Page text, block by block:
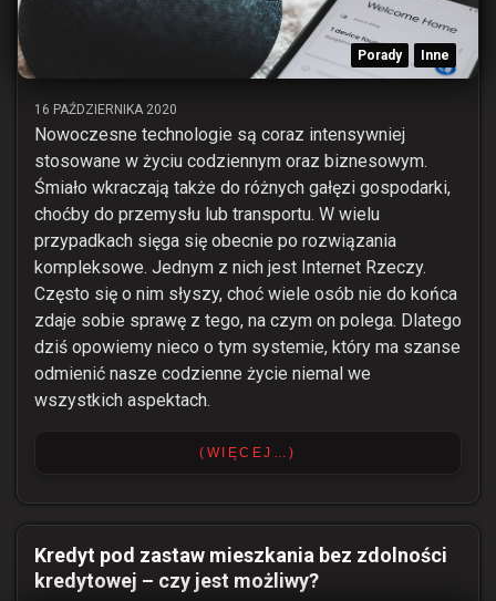
Porady Inne
16 PAŹDZIERNIKA 2020
Nowoczesne technologie są coraz intensywniej
stosowane w życiu codziennym oraz biznesowym.
Śmiało wkraczają także do różnych gałęzi gospodarki,
choćby do przemysłu lub transportu. W wielu
przypadkach sięga się obecnie po rozwiązania
kompleksowe. Jednym z nich jest Internet Rzeczy.
Często się o nim słyszy, choć wiele osób nie do końca
zdaje sobie sprawę z tego, na czym on polega. Dlatego
dziś opowiemy nieco o tym systemie, który ma szanse
odmienić nasze codzienne życie niemal we
wszystkich aspektach.
(WIĘCEJ…)
Kredyt pod zastaw mieszkania bez zdolności
kredytowej – czy jest możliwy?